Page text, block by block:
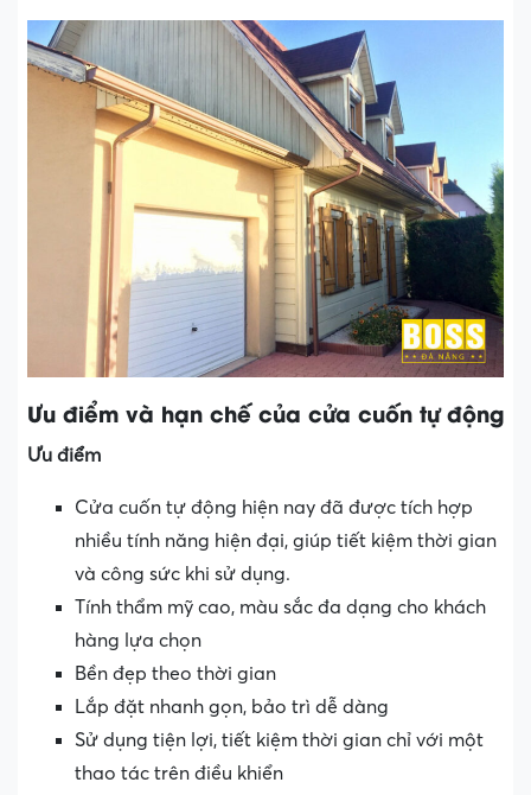
Ưu điểm và hạn chế của cửa cuốn tự động
Ưu điểm
Cửa cuốn tự động hiện nay đã được tích hợp
nhiều tính năng hiện đại, giúp tiết kiệm thời gian
và công sức khi sử dụng.
Tính thẩm mỹ cao, màu sắc đa dạng cho khách
hàng lựa chọn
Bền đẹp theo thời gian
Lắp đặt nhanh gọn, bảo trì dễ dàng
Sử dụng tiện lợi, tiết kiệm thời gian chỉ với một
thao tác trên điều khiển